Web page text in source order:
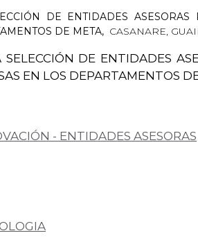
DE ENTIDADES
DE META, CASANARE,
DE ENTIDADES
EN LOS DEPARTAMENTOS
- ENTIDADES ASESORAS